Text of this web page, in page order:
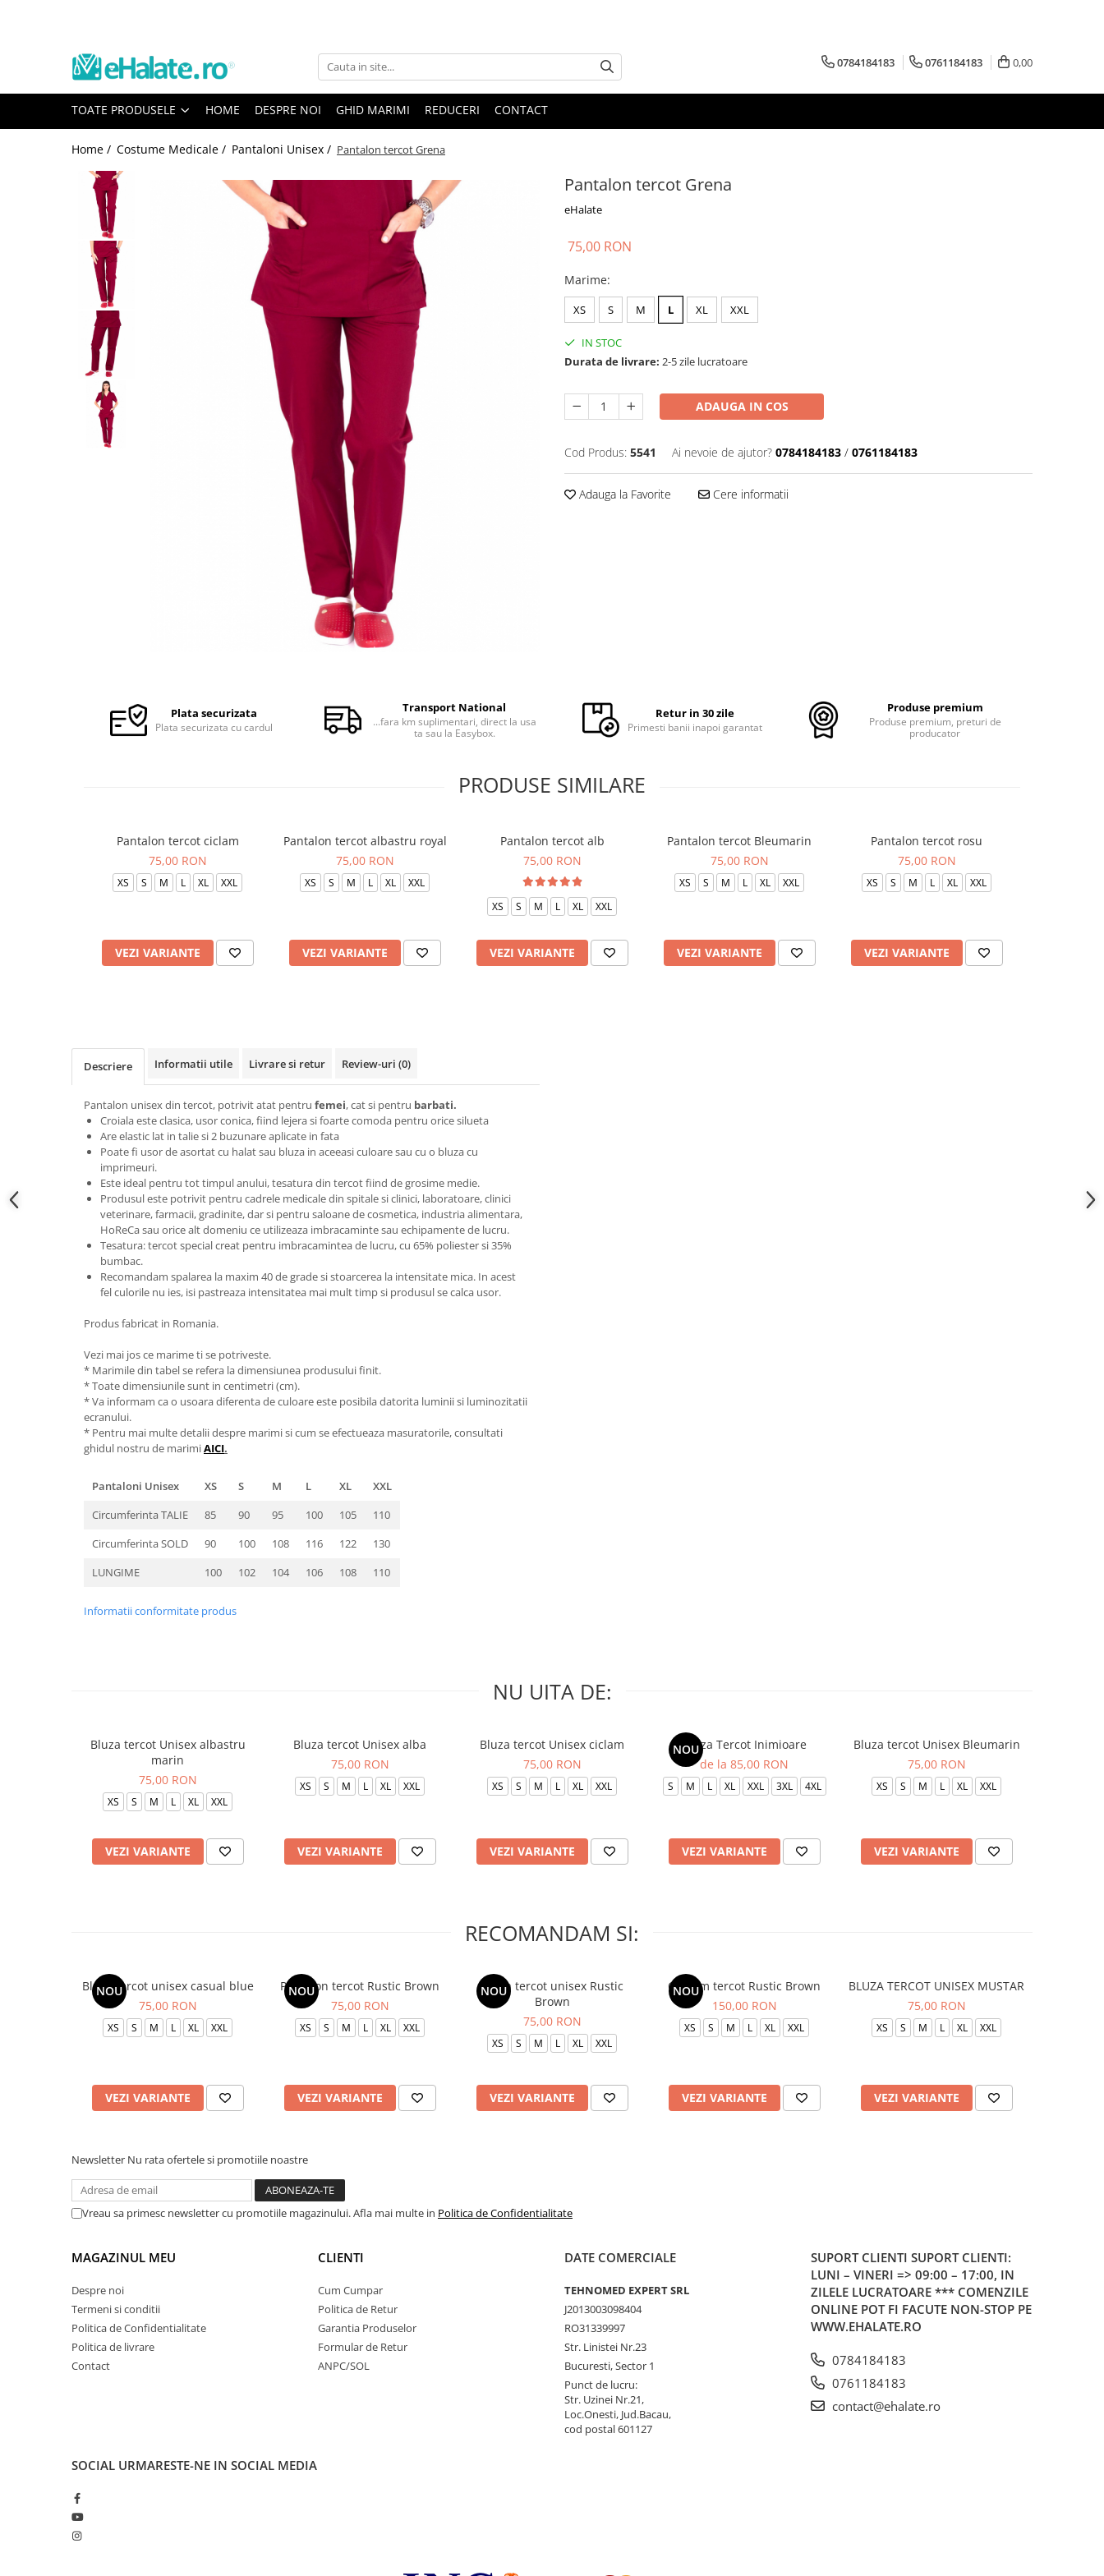
Toate Produsele
Bluze Unisex
Bluze Medicale
Bluze unisex cu imprimeuri
Bluze medicale uni
Halate medicale
Halate medicale femei
Halate medicale barbati
Halate medicale P2 cu fluturas
Halate medicale cu nasturi
0784184183 0761184183 0,00
TOATE PRODUSELE HOME DESPRE NOI GHID MARIMI REDUCERI CONTACT
Home / Costume Medicale / Pantaloni Unisex / Pantalon tercot Grena
Pantalon tercot Grena
eHalate
Facebook
75,00 RON
Marime:
XS S M L XL XXL
IN STOC
Durata de livrare: 2-5 zile lucratoare
ADAUGA IN COS
Cod Produs: 5541 Ai nevoie de ajutor? 0784184183 / 0761184183
Adauga la Favorite Cere informatii
Plata securizata
Plata securizata cu cardul
Transport National
...fara km suplimentari, direct la usa
ta sau la Easybox.
Retur in 30 zile
Primesti banii inapoi garantat
Produse premium
Produse premium, preturi de
producator
PRODUSE SIMILARE
Pantalon tercot ciclam
75,00 RON
XS S M L XL XXL
VEZI VARIANTE
Pantalon tercot albastru royal
75,00 RON
XS S M L XL XXL
VEZI VARIANTE
Pantalon tercot alb
75,00 RON
XS S M L XL XXL
VEZI VARIANTE
Pantalon tercot Bleumarin
75,00 RON
XS S M L XL XXL
VEZI VARIANTE
Pantalon tercot rosu
75,00 RON
XS S M L XL XXL
VEZI VARIANTE
Descriere Informatii utile Livrare si retur Review-uri (0)
Pantalon unisex din tercot, potrivit atat pentru femei, cat si pentru barbati.
Croiala este clasica, usor conica, fiind lejera si foarte comoda pentru orice silueta
Are elastic lat in talie si 2 buzunare aplicate in fata
Poate fi usor de asortat cu halat sau bluza in aceeasi culoare sau cu o bluza cu
imprimeuri.
Este ideal pentru tot timpul anului, tesatura din tercot fiind de grosime medie.
Produsul este potrivit pentru cadrele medicale din spitale si clinici, laboratoare, clinici
veterinare, farmacii, gradinite, dar si pentru saloane de cosmetica, industria alimentara,
HoReCa sau orice alt domeniu ce utilizeaza imbracaminte sau echipamente de lucru.
Tesatura: tercot special creat pentru imbracamintea de lucru, cu 65% poliester si 35%
bumbac.
Recomandam spalarea la maxim 40 de grade si stoarcerea la intensitate mica. In acest
fel culorile nu ies, isi pastreaza intensitatea mai mult timp si produsul se calca usor.
Produs fabricat in Romania.
Vezi mai jos ce marime ti se potriveste.
* Marimile din tabel se refera la dimensiunea produsului finit.
* Toate dimensiunile sunt in centimetri (cm).
* Va informam ca o usoara diferenta de culoare este posibila datorita luminii si luminozitatii
ecranului.
* Pentru mai multe detalii despre marimi si cum se efectueaza masuratorile, consultati
ghidul nostru de marimiAICI.
Pantaloni Unisex XS S M L XL
XXL
Circumferinta TALIE
85 90 95 100 105
110
Circumferinta SOLD
90 100 108 116 122
130
LUNGIME
100 102 104 106 108 110
Informatii conformitate produs
NU UITA DE:
Bluza tercot Unisex albastru
marin
75,00 RON
XS S M L XL XXL
VEZI VARIANTE
Bluza tercot Unisex alba
75,00 RON
XS S M L XL XXL
VEZI VARIANTE
Bluza tercot Unisex ciclam
75,00 RON
XS S M L XL XXL
VEZI VARIANTE
NOU
Bluza Tercot Inimioare
de la 85,00 RON
S M L XL XXL 3XL 4XL
VEZI VARIANTE
Bluza tercot Unisex Bleumarin
75,00 RON
XS S M L XL XXL
VEZI VARIANTE
RECOMANDAM SI:
NOU
Bluza tercot unisex casual blue
75,00 RON
XS S M L XL XXL
VEZI VARIANTE
NOU
Pantalon tercot Rustic Brown
75,00 RON
XS S M L XL XXL
VEZI VARIANTE
NOU
Bluza tercot unisex Rustic
Brown
75,00 RON
XS S M L XL XXL
VEZI VARIANTE
NOU
Costum tercot Rustic Brown
150,00 RON
XS S M L XL XXL
VEZI VARIANTE
BLUZA TERCOT UNISEX MUSTAR
75,00 RON
XS S M L XL XXL
VEZI VARIANTE
Newsletter Nu rata ofertele si promotiile noastre
Vreau sa primesc newsletter cu promotiile magazinului. Afla mai multe in Politica de Confidentialitate
MAGAZINUL MEU
Despre noi
Termeni si conditii
Politica de Confidentialitate
Politica de livrare
Contact
CLIENTI
Cum Cumpar
Politica de Retur
Garantia Produselor
Formular de Retur
ANPC/SOL
DATE COMERCIALE
TEHNOMED EXPERT SRL
J2013003098404
RO31339997
Str. Linistei Nr.23
Bucuresti, Sector 1
Punct de lucru:
Str. Uzinei Nr.21,
Loc.Onesti, Jud.Bacau,
cod postal 601127
SUPORT CLIENTI SUPORT CLIENTI:
LUNI – VINERI => 09:00 – 17:00, IN
ZILELE LUCRATOARE *** COMENZILE
ONLINE POT FI FACUTE NON-STOP PE
WWW.EHALATE.RO
0784184183
0761184183
contact@ehalate.ro
SOCIAL URMARESTE-NE IN SOCIAL MEDIA